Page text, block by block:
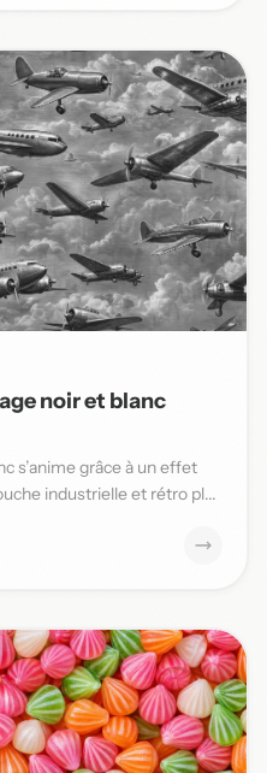
noir et blanc
s’anime grâce à un effet
industrielle et rétro pl...